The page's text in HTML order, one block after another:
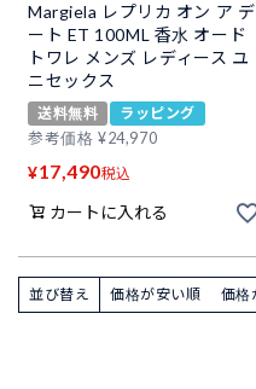
Margiela レプリカ オン ア デ
ート ET 100ML 香水 オード
トワレ メンズ レディース ユ
ニセックス
送料無料
ラッピング
参考価格 ¥24,970
¥17,490税込
カートに入れる
並び替え 価格が安い順 価格